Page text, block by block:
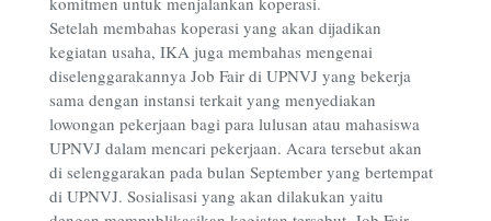
Setelah membahas koperasi yang akan dijadikan
kegiatan usaha, IKA juga membahas mengenai
diselenggarakannya Job Fair di UPNVJ yang bekerja
sama dengan instansi terkait yang menyediakan
lowongan pekerjaan bagi para lulusan atau mahasiswa
UPNVJ dalam mencari pekerjaan. Acara tersebut akan
di selenggarakan pada bulan September yang bertempat
di UPNVJ. Sosialisasi yang akan dilakukan yaitu